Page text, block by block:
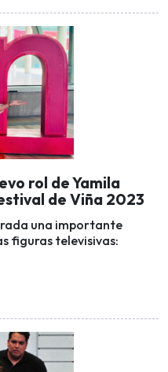
rol de Yamila
de Viña 2023
una importante
figuras televisivas: